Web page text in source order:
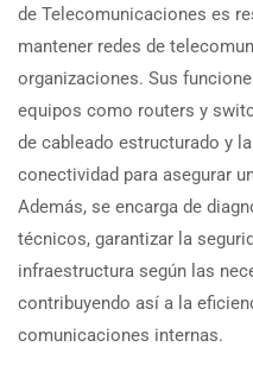
de Telecomunicaciones es
mantener redes de
organizaciones. Sus
equipos como routers y
de cableado estructurado y
conectividad para asegurar
Además, se encarga de
técnicos, garantizar la
infraestructura según las
contribuyendo así a la
comunicaciones internas.